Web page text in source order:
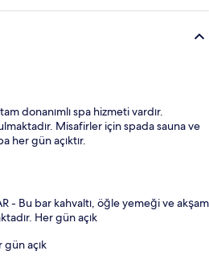
donanımlı spa hizmeti vardır.
Misafirler için spada sauna ve
her gün açıktır.
- Bu bar kahvaltı, öğle yemeği ve akşam
Her gün açık
gün açık